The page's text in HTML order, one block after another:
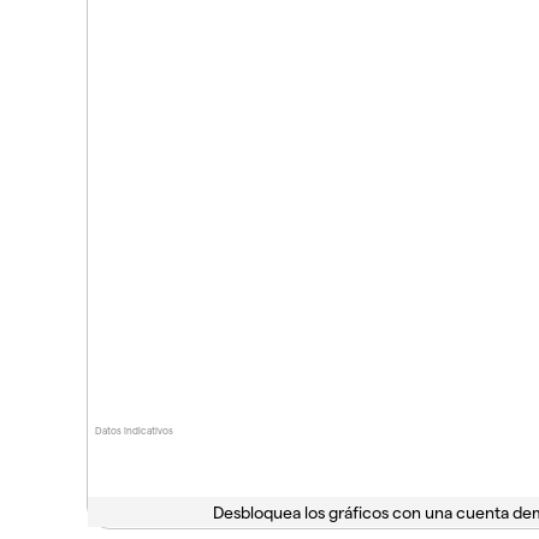
Datos indicativos
Desbloquea los gráficos con una cuenta